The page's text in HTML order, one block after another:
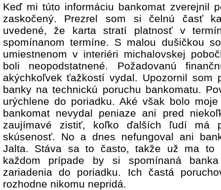
Keď mi túto informáciu bankomat zverejnil
zaskočený. Prezrel som si čelnú časť
uvedené, že karta stratí platnosť v
spomínanom termíne. S malou dušičkou
umiestnenom v interiéri michalovskej
boli neopodstatnené. Požadovanú
akýchkoľvek ťažkostí vydal. Upozornil som
banky na technickú poruchu bankomatu.
urýchlene do poriadku. Aké však bolo
bankomat nevydal peniaze ani pred
zaujímavé zistiť, koľko ďalších ľudí má
skúsenosť. No a dnes nefungoval ani
Jalta. Stáva sa to často, takže už ma to
každom prípade by si spomínaná
zariadenia do poriadku. Ich častá
rozhodne nikomu nepridá.